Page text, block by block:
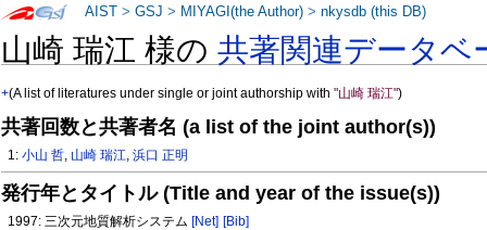
山崎 瑞江 様の共著関連データベ
+(A list of literatures under single or joint authorship with"山崎 瑞江")
共著回数と共著者名 (a list of the joint author(s))
1:小山 哲, 山崎 瑞江,浜口 正明
発行年とタイトル (Title and year of the issue(s))
1997: 三次元地質解析システム [Net] [Bib]
AIST >GSJ > MIYAGI(the Author) >nkysdb (this DB)